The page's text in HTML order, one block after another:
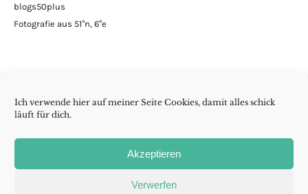
Ich verwende hier auf meiner Seite Cookies, damit alles schick
läuft für dich.
Akzeptieren
Verwerfen
blogs50plus
Fotografie aus 51°n, 6°e
Folge wenig reicht auch